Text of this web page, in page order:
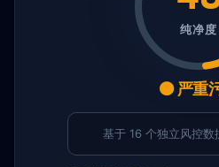
纯净度
🟠 严重
基于 16 个独立风控数